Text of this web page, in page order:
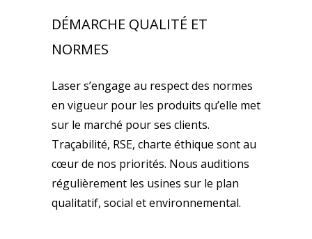
DÉMARCHE QUALITÉ ET
NORMES
Laser s’engage au respect des normes
en vigueur pour les produits qu’elle met
sur le marché pour ses clients.
Traçabilité, RSE, charte éthique sont au
cœur de nos priorités. Nous auditions
régulièrement les usines sur le plan
qualitatif, social et environnemental.